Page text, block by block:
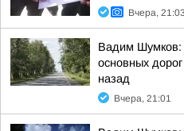
Вчера, 21:03
Вадим Шумков:
основных
назад
Вчера, 21:01